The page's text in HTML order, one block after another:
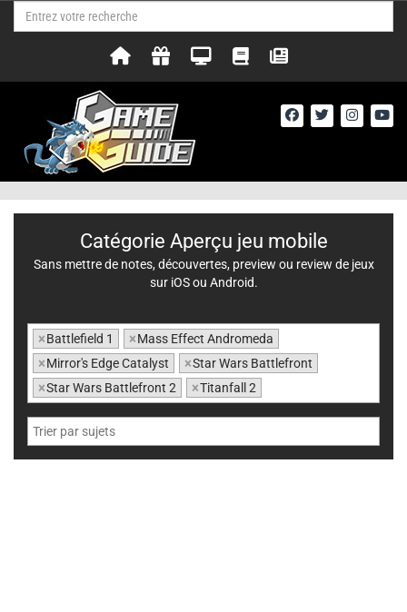
Catégorie Aperçu jeu mobile
Sans mettre de notes, découvertes, preview ou review de jeux
sur iOS ou Android.
×Battlefield 1 ×Mass Effect Andromeda
×Mirror's Edge Catalyst ×Star Wars Battlefront
×Star Wars Battlefront 2 ×Titanfall 2